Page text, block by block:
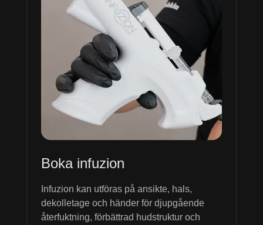
Boka infuzion
Infuzion kan utföras på ansikte, hals,
dekolletage och händer för djupgående
återfuktning, förbättrad hudstruktur och